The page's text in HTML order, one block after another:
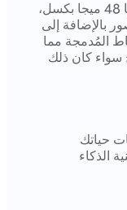
فالكاميرا الخلفية الأساسية البالغة دقتها 48 ميجا بكسل،
بالإضافة إلى
المُدمجة مما
كان ذلك
حياتك
الذكاء